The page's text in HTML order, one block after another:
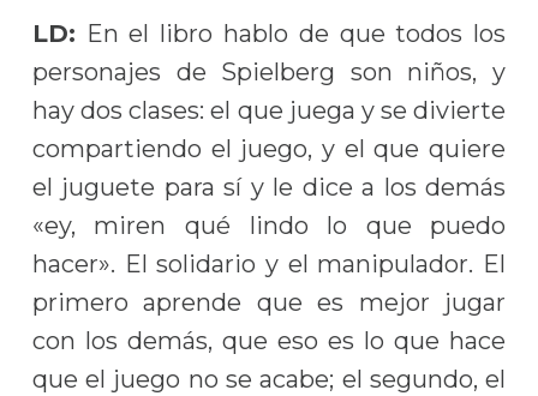
LD: En el libro hablo de que todos los
personajes de Spielberg son niños, y
hay dos clases: el que juega y se divierte
compartiendo el juego, y el que quiere
el juguete para sí y le dice a los demás
«ey, miren qué lindo lo que puedo
hacer». El solidario y el manipulador. El
primero aprende que es mejor jugar
con los demás, que eso es lo que hace
que el juego no se acabe; el segundo, el